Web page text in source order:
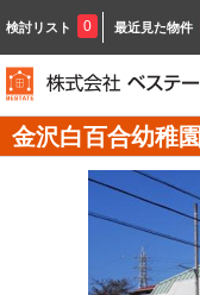
検討リスト 0 最近見た物件
金沢白百合幼稚園